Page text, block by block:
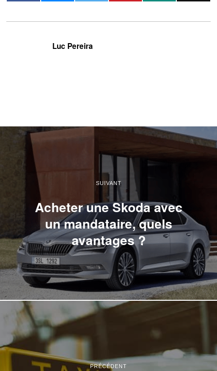
Luc Pereira
SUIVANT
Acheter une Skoda avec
un mandataire, quels
avantages ?
PRÉCÉDENT